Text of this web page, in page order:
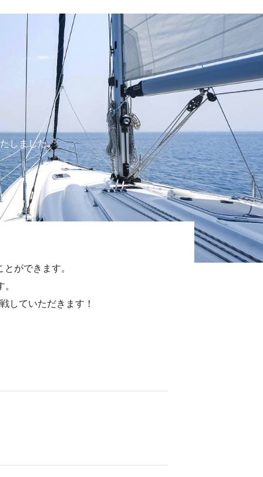
しました。
ができます。
していただきます！